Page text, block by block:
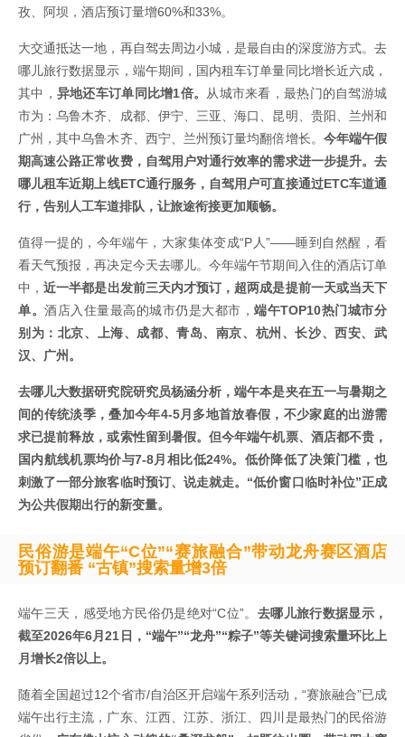
孜、阿坝，酒店预订量增60%和33%。
大交通抵达一地，再自驾去周边小城，是最自由的深度游方式。去
哪儿旅行数据显示，端午期间，国内租车订单量同比增长近六成，
其中， 异地还车订单同比增1倍。
从城市来看，最热门的自驾游城
市为：乌鲁木齐、成都、伊宁、三亚、海口、昆明、贵阳、兰州和
广州，其中乌鲁木齐、西宁、兰州预订量均翻倍增长。 今年端午假
期高速公路正常收费，自驾用户对通行效率的需求进一步提升。去
哪儿租车近期上线ETC通行服务，自驾用户可直接通过ETC车道通
行，告别人工车道排队，让旅途衔接更加顺畅。
值得一提的，今年端午，大家集体变成“P人”——睡到自然醒，看
看天气预报，再决定今天去哪儿。今年端午节期间入住的酒店订单
中，近一半都是出发前三天内才预订，超两成是提前一天或当天下
单。酒店入住量最高的城市仍是大都市，端午TOP10热门城市分
别为：北京、上海、成都、青岛、南京、杭州、长沙、西安、武
汉、广州。
去哪儿大数据研究院研究员杨涵分析，端午本是夹在五一与暑期之
间的传统淡季，叠加今年4-5月多地首放春假，不少家庭的出游需
求已提前释放，或索性留到暑假。但今年端午机票、酒店都不贵，
国内航线机票均价与7-8月相比低24%。低价降低了决策门槛，也
刺激了一部分旅客临时预订、说走就走。“低价窗口临时补位”正成
为公共假期出行的新变量。
民俗游是端午“C位”“赛旅融合”带动龙舟赛区酒店
预订翻番 “古镇”搜索量增3倍
端午三天，感受地方民俗仍是绝对“C位”。 去哪儿旅行数据显示，
截至2026年6月21日，“端午”“龙舟”“粽子”等关键词搜索量环比上
月增长2倍以上。
随着全国超过12个省市/自治区开启端午系列活动，“赛旅融合”已成
端午出行主流，广东、江西、江苏、浙江、四川是最热门的民俗游